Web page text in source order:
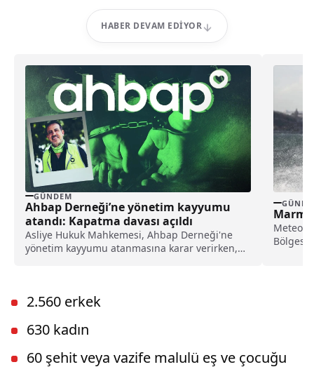
HABER DEVAM EDIYOR
GÜNDEM
Ahbap Derneği’ne yönetim kayyumu
atandı: Kapatma davası açıldı
Asliye Hukuk Mahkemesi, Ahbap Derneği'ne
yönetim kayyumu atanmasına karar verirken,
2.560 erkek
630 kadın
60 şehit veya vazife malulü eş ve çocuğu